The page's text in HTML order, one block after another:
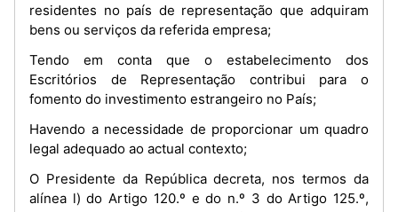
residentes no país de representação que adquiram
bens ou serviços da referida empresa;
Tendo em conta que o estabelecimento dos
Escritórios de Representação contribui para o
fomento do investimento estrangeiro no País;
Havendo a necessidade de proporcionar um quadro
legal adequado ao actual contexto;
O Presidente da República decreta, nos termos da
alínea l) do Artigo 120.º e do n.º 3 do Artigo 125.º,